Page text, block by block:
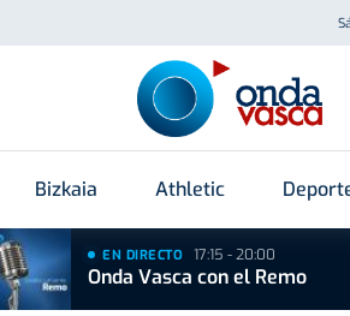
Bizkaia Athletic
EN DIRECTO 17:15 - 20:00
Onda Vasca con el Remo